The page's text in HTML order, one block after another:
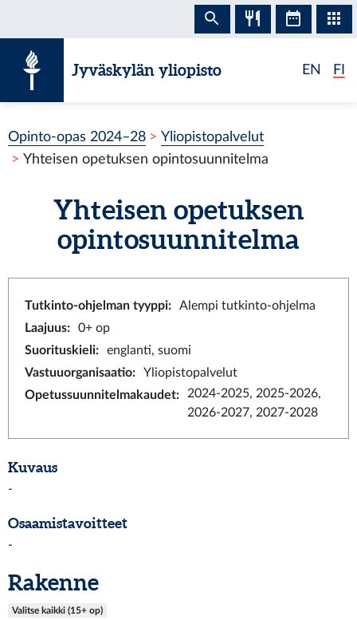
Jyväskylän yliopisto EN FI
Opinto-opas 2024–28
Yliopistopalvelut
Yhteisen opetuksen opintosuunnitelma
Yhteisen opetuksen
opintosuunnitelma
Tutkinto-ohjelman tyyppi:
Alempi tutkinto-ohjelma
Laajuus:
0+ op
Suorituskieli:
englanti, suomi
Vastuuorganisaatio:
Yliopistopalvelut
Opetussuunnitelmakaudet:
2024-2025, 2025-2026,
2026-2027, 2027-2028
Kuvaus
-
Osaamistavoitteet
-
Rakenne
Valitse kaikki (15+ op)